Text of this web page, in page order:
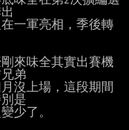
一軍亮相，季後轉
來味全其實出賽機
弟
沒上場，這段期間
是
少了。